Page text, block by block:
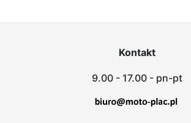
Kontakt
9.00 - 17.00 - pn-pt